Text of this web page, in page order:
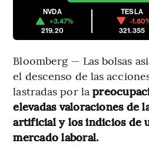
NVDA
+3.47%
219.20
TESLA
-
321.355
Bloomberg — Las bolsas
el descenso de las
lastradas por la
elevadas valoraciones de
artificial y los indicios de
mercado laboral.